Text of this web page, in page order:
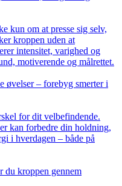
kun om at presse sig selv,
kroppen uden at
intensitet, varighed og
motiverende og målrettet.
øvelser – forebyg smerter i
for dit velbefindende.
kan forbedre din holdning,
i hverdagen – både på
du kroppen gennem